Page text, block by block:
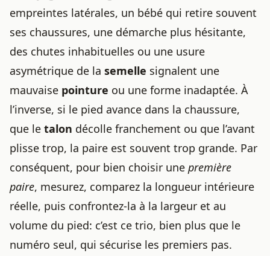
empreintes latérales, un bébé qui retire souvent
ses chaussures, une démarche plus hésitante,
des chutes inhabituelles ou une usure
asymétrique de la semelle signalent une
mauvaise pointure ou une forme inadaptée. À
l’inverse, si le pied avance dans la chaussure,
que le talon décolle franchement ou que l’avant
plisse trop, la paire est souvent trop grande. Par
conséquent, pour bien choisir une première
paire, mesurez, comparez la longueur intérieure
réelle, puis confrontez-la à la largeur et au
volume du pied: c’est ce trio, bien plus que le
numéro seul, qui sécurise les premiers pas.